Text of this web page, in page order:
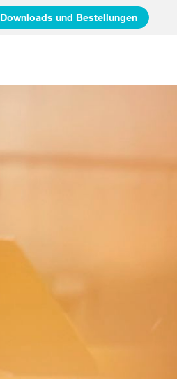
Downloads und Bestellungen